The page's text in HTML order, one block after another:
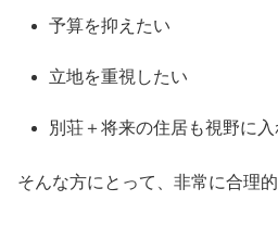
予算を抑えたい
立地を重視したい
別荘＋将来の住居も視野に
そんな方にとって、非常に合理的